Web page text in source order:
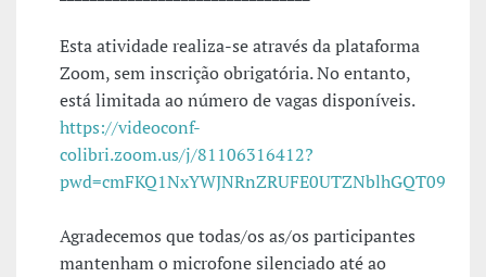
Esta atividade realiza-se através da plataforma
Zoom, sem inscrição obrigatória. No entanto,
está limitada ao número de vagas disponíveis.
https://videoconf-
colibri.zoom.us/j/81106316412?
pwd=cmFKQ1NxYWJNRnZRUFE0UTZNblhGQT09
Agradecemos que todas/os as/os participantes
mantenham o microfone silenciado até ao